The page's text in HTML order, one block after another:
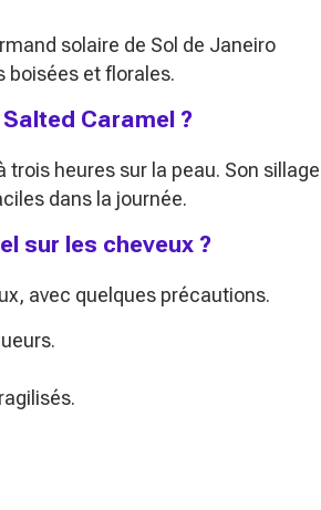
solaire de Sol de Janeiro
boisées et florales.
Caramel ?
heures sur la peau. Son sillage
dans la journée.
sur les cheveux ?
avec quelques précautions.